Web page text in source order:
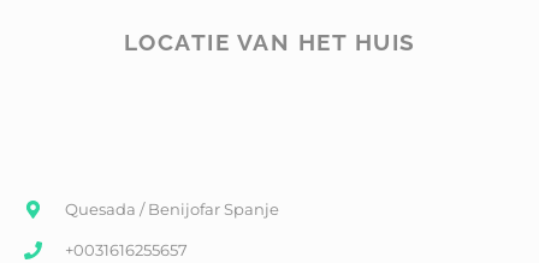
LOCATIE VAN HET HUIS
Quesada / Benijofar Spanje
+0031616255657